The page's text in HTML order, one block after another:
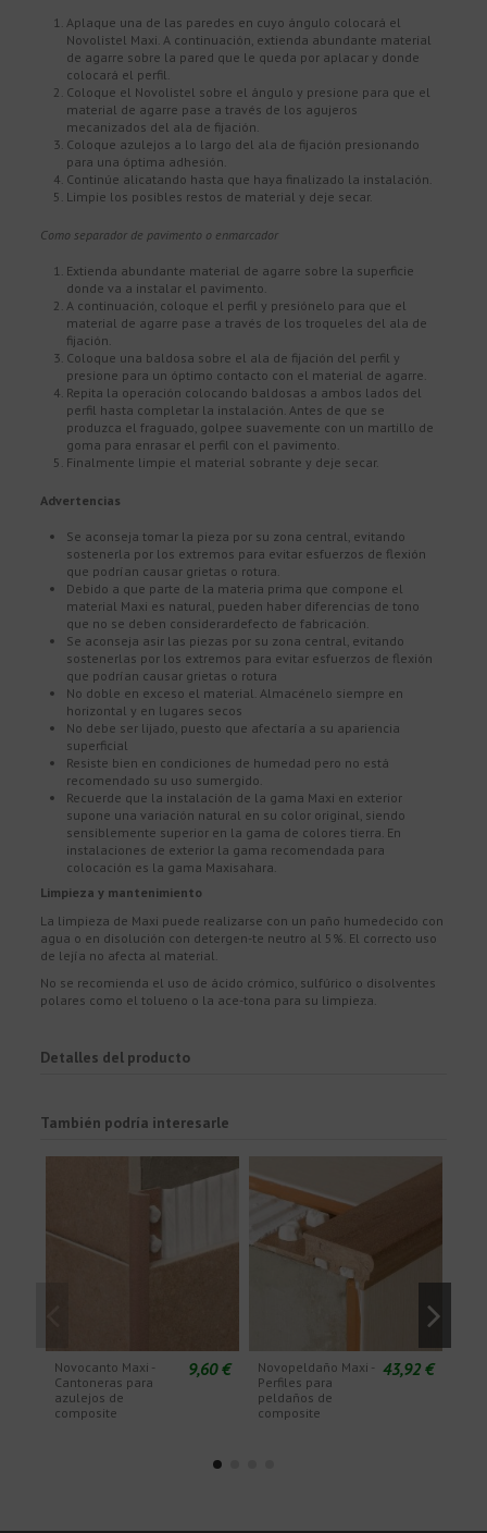
Aplaque una de las paredes en cuyo ángulo colocará el
Novolistel Maxi. A continuación, extienda abundante material
de agarre sobre la pared que le queda por aplacar y donde
colocará el perfil.
Coloque el Novolistel sobre el ángulo y presione para que el
material de agarre pase a través de los agujeros
mecanizados del ala de fijación.
Coloque azulejos a lo largo del ala de fijación presionando
para una óptima adhesión.
Continúe alicatando hasta que haya finalizado la instalación.
Limpie los posibles restos de material y deje secar.
Como separador de pavimento o enmarcador
Extienda abundante material de agarre sobre la superficie
donde va a instalar el pavimento.
A continuación, coloque el perfil y presiónelo para que el
material de agarre pase a través de los troqueles del ala de
fijación.
Coloque una baldosa sobre el ala de fijación del perfil y
presione para un óptimo contacto con el material de agarre.
Repita la operación colocando baldosas a ambos lados del
perfil hasta completar la instalación. Antes de que se
produzca el fraguado, golpee suavemente con un martillo de
goma para enrasar el perfil con el pavimento.
Finalmente limpie el material sobrante y deje secar.
Advertencias
Se aconseja tomar la pieza por su zona central, evitando
sostenerla por los extremos para evitar esfuerzos de flexión
que podrían causar grietas o rotura.
Debido a que parte de la materia prima que compone el
material Maxi es natural, pueden haber diferencias de tono
que no se deben considerardefecto de fabricación.
Se aconseja asir las piezas por su zona central, evitando
sostenerlas por los extremos para evitar esfuerzos de flexión
que podrían causar grietas o rotura
No doble en exceso el material. Almacénelo siempre en
horizontal y en lugares secos
No debe ser lijado, puesto que afectaría a su apariencia
superficial
Resiste bien en condiciones de humedad pero no está
recomendado su uso sumergido.
Recuerde que la instalación de la gama Maxi en exterior
supone una variación natural en su color original, siendo
sensiblemente superior en la gama de colores tierra. En
instalaciones de exterior la gama recomendada para
colocación es la gama Maxisahara.
Limpieza y mantenimiento
La limpieza de Maxi puede realizarse con un paño humedecido con
agua o en disolución con detergen-te neutro al 5%. El correcto uso
de lejía no afecta al material.
No se recomienda el uso de ácido crómico, sulfúrico o disolventes
polares como el tolueno o la ace-tona para su limpieza.
Detalles del producto
También podría interesarle
Novocanto Maxi -
Cantoneras para
azulejos de
composite
9,60 €
Novopeldaño Maxi -
Perfiles para
peldaños de
composite
43,92 €